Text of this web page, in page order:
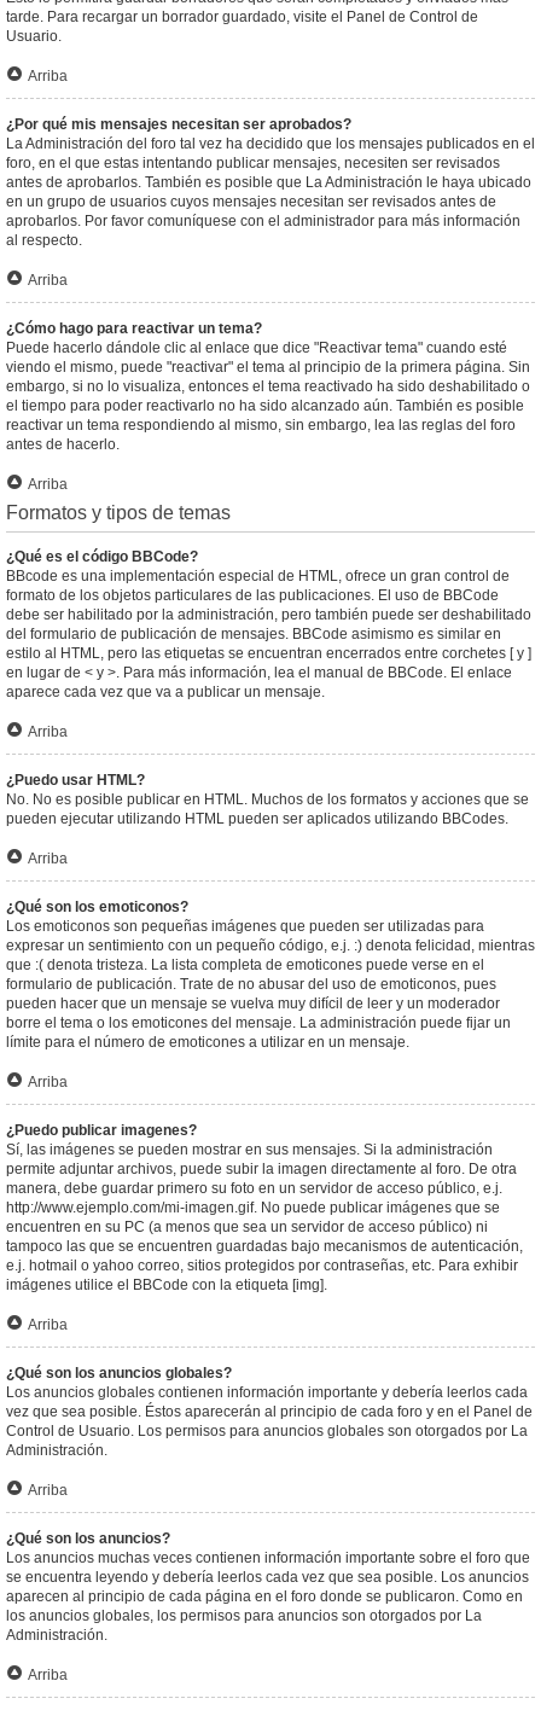
tarde. Para recargar un borrador guardado, visite el Panel de Control de
Usuario.
Arriba
¿Por qué mis mensajes necesitan ser aprobados?
La Administración del foro tal vez ha decidido que los mensajes publicados en el
foro, en el que estas intentando publicar mensajes, necesiten ser revisados
antes de aprobarlos. También es posible que La Administración le haya ubicado
en un grupo de usuarios cuyos mensajes necesitan ser revisados antes de
aprobarlos. Por favor comuníquese con el administrador para más información
al respecto.
Arriba
¿Cómo hago para reactivar un tema?
Puede hacerlo dándole clic al enlace que dice "Reactivar tema" cuando esté
viendo el mismo, puede "reactivar" el tema al principio de la primera página. Sin
embargo, si no lo visualiza, entonces el tema reactivado ha sido deshabilitado o
el tiempo para poder reactivarlo no ha sido alcanzado aún. También es posible
reactivar un tema respondiendo al mismo, sin embargo, lea las reglas del foro
antes de hacerlo.
Arriba
Formatos y tipos de temas
¿Qué es el código BBCode?
BBcode es una implementación especial de HTML, ofrece un gran control de
formato de los objetos particulares de las publicaciones. El uso de BBCode
debe ser habilitado por la administración, pero también puede ser deshabilitado
del formulario de publicación de mensajes. BBCode asimismo es similar en
estilo al HTML, pero las etiquetas se encuentran encerrados entre corchetes [ y ]
en lugar de < y >. Para más información, lea el manual de BBCode. El enlace
aparece cada vez que va a publicar un mensaje.
Arriba
¿Puedo usar HTML?
No. No es posible publicar en HTML. Muchos de los formatos y acciones que se
pueden ejecutar utilizando HTML pueden ser aplicados utilizando BBCodes.
Arriba
¿Qué son los emoticonos?
Los emoticonos son pequeñas imágenes que pueden ser utilizadas para
expresar un sentimiento con un pequeño código, e.j. :) denota felicidad, mientras
que :( denota tristeza. La lista completa de emoticones puede verse en el
formulario de publicación. Trate de no abusar del uso de emoticonos, pues
pueden hacer que un mensaje se vuelva muy difícil de leer y un moderador
borre el tema o los emoticones del mensaje. La administración puede fijar un
límite para el número de emoticones a utilizar en un mensaje.
Arriba
¿Puedo publicar imagenes?
Sí, las imágenes se pueden mostrar en sus mensajes. Si la administración
permite adjuntar archivos, puede subir la imagen directamente al foro. De otra
manera, debe guardar primero su foto en un servidor de acceso público, e.j.
http://www.ejemplo.com/mi-imagen.gif. No puede publicar imágenes que se
encuentren en su PC (a menos que sea un servidor de acceso público) ni
tampoco las que se encuentren guardadas bajo mecanismos de autenticación,
e.j. hotmail o yahoo correo, sitios protegidos por contraseñas, etc. Para exhibir
imágenes utilice el BBCode con la etiqueta [img].
Arriba
¿Qué son los anuncios globales?
Los anuncios globales contienen información importante y debería leerlos cada
vez que sea posible. Éstos aparecerán al principio de cada foro y en el Panel de
Control de Usuario. Los permisos para anuncios globales son otorgados por La
Administración.
Arriba
¿Qué son los anuncios?
Los anuncios muchas veces contienen información importante sobre el foro que
se encuentra leyendo y debería leerlos cada vez que sea posible. Los anuncios
aparecen al principio de cada página en el foro donde se publicaron. Como en
los anuncios globales, los permisos para anuncios son otorgados por La
Administración.
Arriba